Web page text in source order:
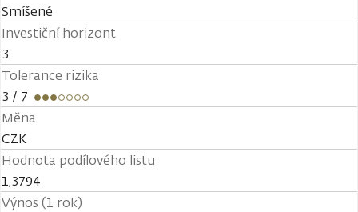
Smíšené
Investiční horizont
3
Tolerance rizika
3 / 7
Měna
CZK
Hodnota podílového listu
1,3794
Výnos (1 rok)